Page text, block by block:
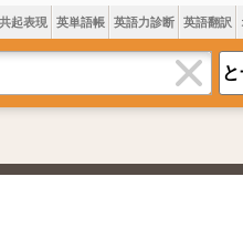
共起表現 英単語帳 英語力診断 英語翻訳